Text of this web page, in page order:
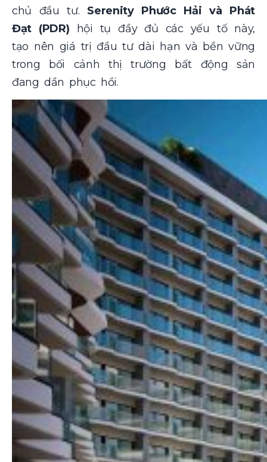
chủ đầu tư. Serenity Phước Hải và Phát
Đạt (PDR) hội tụ đầy đủ các yếu tố này,
tạo nên giá trị đầu tư dài hạn và bền vững
trong bối cảnh thị trường bất động sản
đang dần phục hồi.